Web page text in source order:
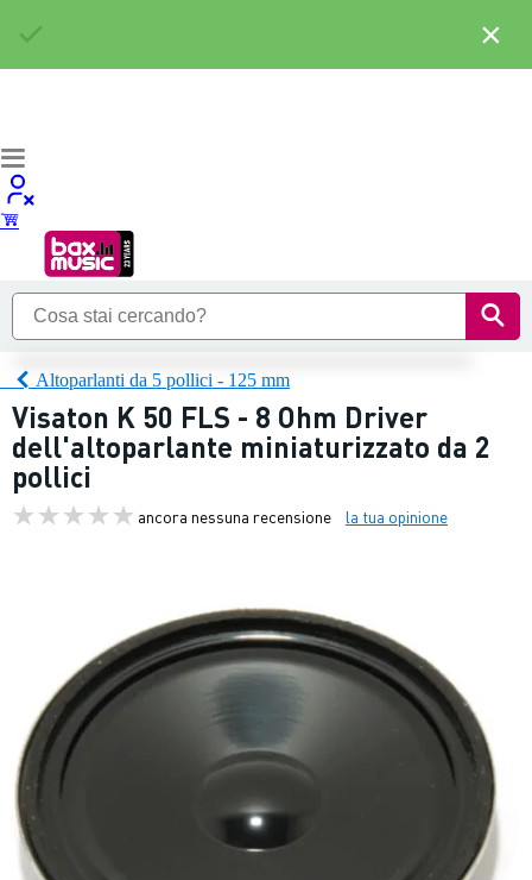
Altoparlanti da 5 pollici - 125 mm
Visaton K 50 FLS - 8 Ohm Driver
dell'altoparlante miniaturizzato da 2
pollici
ancora nessuna recensione la tua opinione
×